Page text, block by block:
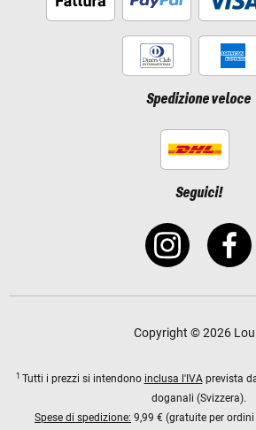
Spedizione veloce
Seguici!
Copyright © 2026
1 Tutti i prezzi si intendono inclusa l'IVAprevista
doganali (Svizzera).
Spese di spedizione: 9,99 € (gratuite per